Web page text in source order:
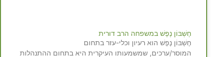
חֶשְׁבּוֹן נֶפֶשׁ במשפחה הרב דורית
חֶשְׁבּוֹן נֶפֶשׁ הוא רעיון וכלי-עזר בתחום
המוסר/ערכים, שמשמעותו העיקרית היא בתחום ההתנהלות